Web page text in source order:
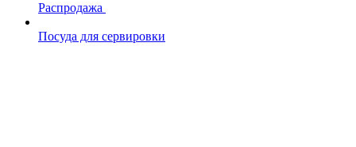
Распродажа
Посуда для сервировки